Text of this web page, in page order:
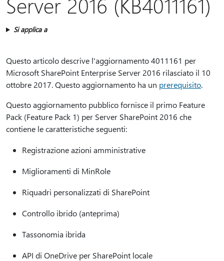
Si applica a
Questo articolo descrive l'aggiornamento 4011161 per
Microsoft SharePoint Enterprise Server 2016 rilasciato il 10
ottobre 2017. Questo aggiornamento ha un prerequisito.
Questo aggiornamento pubblico fornisce il primo Feature
Pack (Feature Pack 1) per Server SharePoint 2016 che
contiene le caratteristiche seguenti:
Registrazione azioni amministrative
Miglioramenti di MinRole
Riquadri personalizzati di SharePoint
Controllo ibrido (anteprima)
Tassonomia ibrida
API di OneDrive per SharePoint locale